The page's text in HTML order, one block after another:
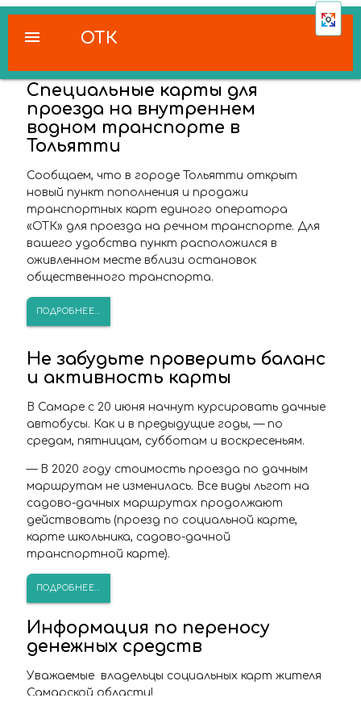
ОТК
menu
Специальные карты для
проезда на внутреннем
водном транспорте в
Тольятти
Сообщаем, что в городе Тольятти открыт
новый пункт пополнения и продажи
транспортных карт единого оператора
«ОТК» для проезда на речном транспорте. Для
вашего удобства пункт расположился в
оживленном месте вблизи остановок
общественного транспорта.
ПОДРОБНЕЕ...
Не забудьте проверить баланс
и активность карты
В Самарес 20 июня начнут курсировать дачные
автобусы. Как и в предыдущие годы, — по
средам, пятницам, субботам и воскресеньям.
— В 2020 году стоимость проезда по дачным
маршрутам не изменилась. Все виды льгот на
садово-дачных маршрутах продолжают
действовать (проезд по социальной карте,
карте школьника, садово-дачной
транспортной карте).
ПОДРОБНЕЕ...
Информация по переносу
денежных средств
Уважаемые владельцы социальных карт жителя
Самарской области!